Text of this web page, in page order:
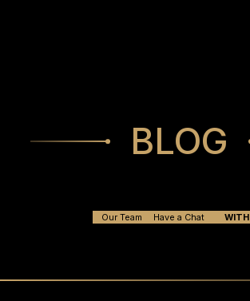
BLOG
Our Team Have a Chat WITH